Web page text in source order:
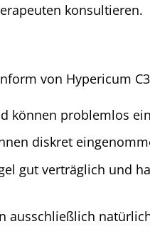
konsultieren.
von Hypericum
können problemlos
diskret
gut verträglich und
ausschließlich